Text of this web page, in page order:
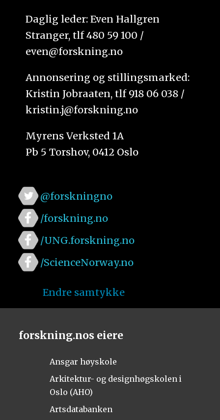
Daglig leder: Even Hallgren
Stranger, tlf 480 59 100 /
even@forskning.no
Annonsering og stillingsmarked:
Kristin Jobraaten, tlf 918 06 038 /
kristin.j@forskning.no
Myrens Verksted 1A
Pb 5 Torshov, 0412 Oslo
@forskningno
/forskning.no
/UNG.forskning.no
/ScienceNorway.no
Endre samtykke
forskning.nos eiere
Ansgar høyskole
Arkitektur- og designhøgskolen i
Oslo (AHO)
Artsdatabanken